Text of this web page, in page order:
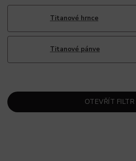
Titanové hrnce
Titanové pánve
OTEVŘÍT FILTR